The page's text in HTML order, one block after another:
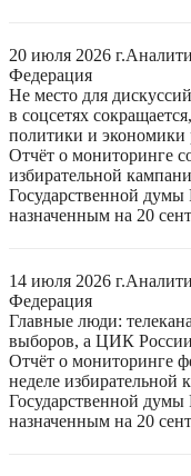
20 июля 2026 г.
Федерация
Не место для
в соцсетях
политики и экономики
Отчёт о мониторинге
избирательной
Государственной
назначенным на 20
14 июля 2026 г.
Федерация
Главные люди:
выборов, а ЦИК России
Отчёт о мониторинге
неделе избирательной
Государственной
назначенным на 20